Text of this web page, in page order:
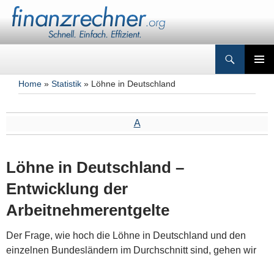
Inhalt
springen
Home » Statistik » Löhne in Deutschland
A
Löhne in Deutschland –
Entwicklung der
Arbeitnehmerentgelte
Der Frage, wie hoch die Löhne in Deutschland und den
einzelnen Bundesländern im Durchschnitt sind, gehen wir